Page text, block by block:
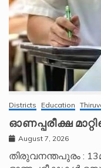
Districts Education
ഓണപ്പരീക്ഷ
August 7, 2026
തിരുവനന്തപുരം :